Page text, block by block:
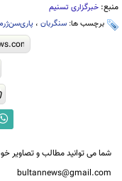
منبع: خبرگزاری تسنیم
برچسب ها: سنگربان ،
شما می توانید مطالب و تصاویر
bultannews@gmail.com